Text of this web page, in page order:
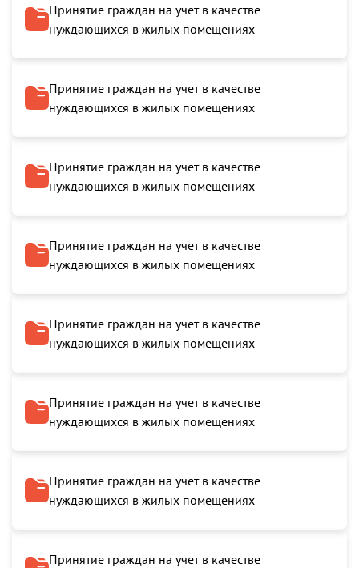
Принятие граждан на учет в качестве
нуждающихся в жилых помещениях
Принятие граждан на учет в качестве
нуждающихся в жилых помещениях
Принятие граждан на учет в качестве
нуждающихся в жилых помещениях
Принятие граждан на учет в качестве
нуждающихся в жилых помещениях
Принятие граждан на учет в качестве
нуждающихся в жилых помещениях
Принятие граждан на учет в качестве
нуждающихся в жилых помещениях
Принятие граждан на учет в качестве
нуждающихся в жилых помещениях
Принятие граждан на учет в качестве